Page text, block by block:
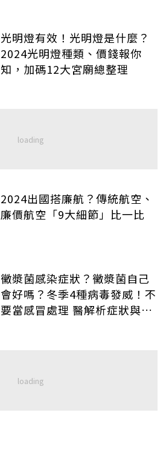
光明燈有效！光明燈是什麼？
2024光明燈種類、價錢報你
知，加碼12大宮廟總整理
2024出國搭廉航？傳統航空、
廉價航空「9大細節」比一比
黴漿菌感染症狀？黴漿菌自己
會好嗎？冬季4種病毒發威！不
要當感冒處理 醫解析症狀與治